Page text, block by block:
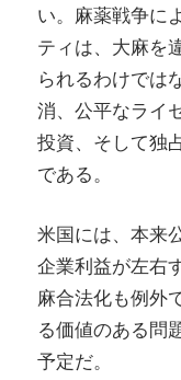
い。麻薬戦争に
ティは、大麻を
られるわけでは
消、公平なライ
投資、そして独
である。
米国には、本来
企業利益が左右
麻合法化も例外
る価値のある問
予定だ。